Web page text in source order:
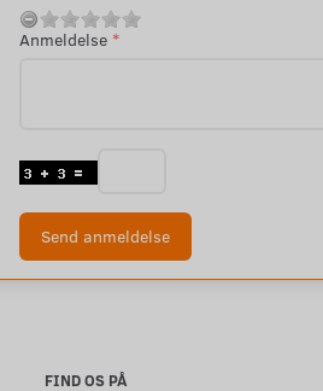
Anmeldelse
Send anmeldelse
FIND OS PÅ